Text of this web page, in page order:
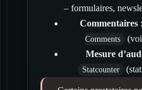
– formulaires,
Commentaires :
Comments
Mesure
Statcounter